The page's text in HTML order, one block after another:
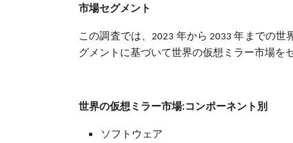
市場セグメント
この調査では、2023 年から 2033 年までの世
グメントに基づいて世界の仮想ミラー市場を
世界の仮想ミラー市場:コンポーネント別
ソフトウェア